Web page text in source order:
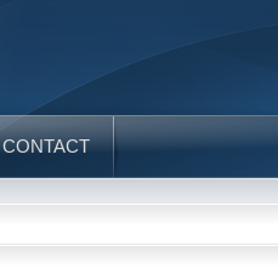
CONTACT